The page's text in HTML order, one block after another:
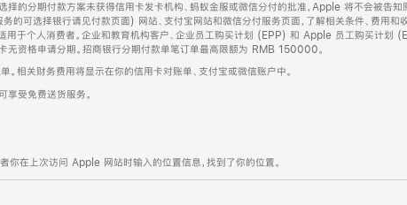
择的分期付款方案未获得信用卡发卡机构、蚂蚁金服或微信分付的批准，Apple 将不会被告
的可选择银行请见付款页面) 网站、支付宝网站和微信分付服务页面，了解相关条件、费用和
用于个人消费者。企业和教育机构客户、企业员工购买计划 (EPP) 和 Apple 员工购买计划
无资格申请分期。招商银行分期付款单笔订单最高限额为 RMB 150000。
相关财务费用将显示在你的信用卡对账单、支付宝或微信账户中。
享受免费送货服务。
你在上次访问 Apple 网站时输入的位置信息，找到了你的位置。